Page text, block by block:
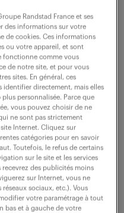
prix génie
Randstad France et ses
des informations sur votre
de cookies. Ces informations
ou votre appareil, et sont
fonctionne comme vous
de notre site, et pour vous
sites. En général, ces
identifier directement, mais elles
personnalisée. Parce que
vous pouvez choisir de ne
ne sont pas strictement
Internet. Cliquez sur
catégories pour en savoir
Toutefois, le refus de certains
sur le site et les services
des publicités moins
sur Internet, vous ne
sociaux, etc.). Vous
votre paramétrage à tout
bas et à gauche de votre